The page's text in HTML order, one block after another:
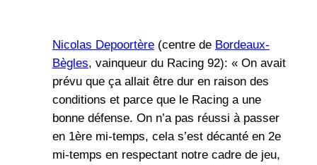
Nicolas Depoortère(centre de Bordeaux-
Bègles, vainqueur du Racing 92): « On avait
prévu que ça allait être dur en raison des
conditions et parce que le Racing a une
bonne défense. On n’a pas réussi à passer
en 1ère mi-temps, cela s’est décanté en 2e
mi-temps en respectant notre cadre de jeu,